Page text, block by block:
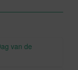
van de